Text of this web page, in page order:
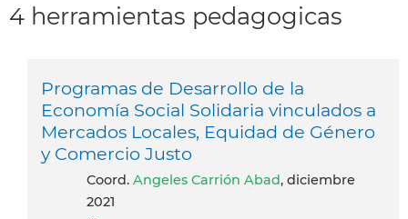
4 herramientas pedagogicas
Programas de Desarrollo de la
Economía Social Solidaria vinculados a
Mercados Locales, Equidad de Género
y Comercio Justo
Coord. Angeles Carrión Abad, diciembre
2021